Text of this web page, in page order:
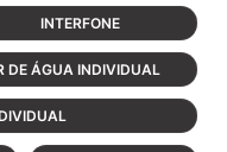
INTERFONE
DE ÁGUA INDIVIDUAL